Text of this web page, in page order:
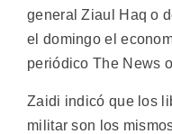
general Ziaul Haq o
el domingo el
periódico The News
Zaidi indicó que los
militar son los